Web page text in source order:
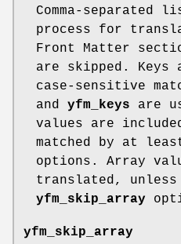
Comma-separated
process for
Front Matter
are skipped. Keys
case-sensitive
and yfm_keys are
values are
matched by at
options. Array
translated, unless
yfm_skip_array
yfm_skip_array